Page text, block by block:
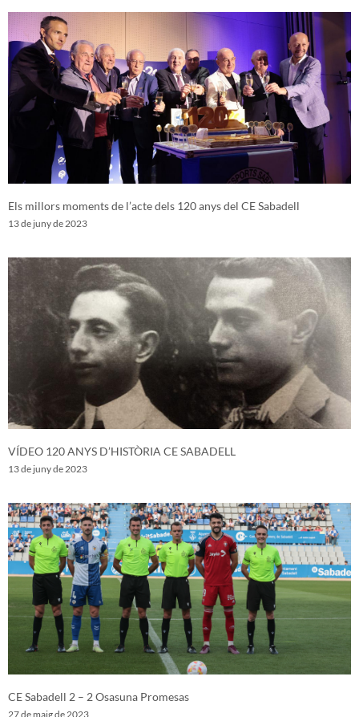
Els millors moments de l’acte dels 120 anys del CE Sabadell
13 de juny de 2023
VÍDEO 120 ANYS D’HISTÒRIA CE SABADELL
13 de juny de 2023
CE Sabadell 2 – 2 Osasuna Promesas
27 de maig de 2023